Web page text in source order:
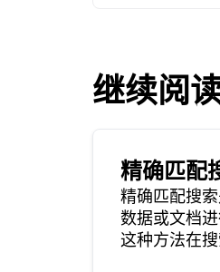
继续阅
精确匹配
精确匹配搜
数据或文档
这种方法在